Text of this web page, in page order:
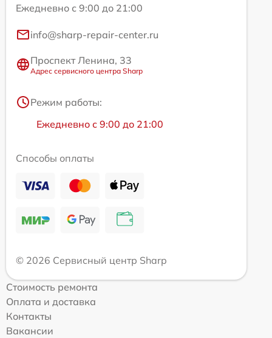
Ежедневно с 9:00 до 21:00
info@sharp-repair-center.ru
Проспект Ленина, 33
Адрес сервисного центра Sharp
Режим работы:
Ежедневно с 9:00 до 21:00
Способы оплаты
© 2026 Сервисный центр Sharp
Стоимость ремонта
Оплата и доставка
Контакты
Вакансии